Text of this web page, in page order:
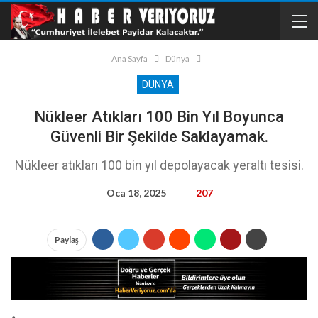
Ana Sayfa Dünya
DÜNYA
Nükleer Atıkları 100 Bin Yıl Boyunca
Güvenli Bir Şekilde Saklayamak.
Nükleer atıkları 100 bin yıl depolayacak yeraltı tesisi.
Oca 18, 2025 207
Paylaş